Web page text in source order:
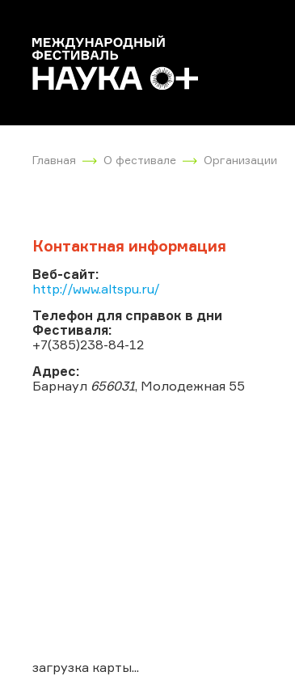
Главная О фестивале Организации
Контактная информация
Веб-сайт:
http://www.altspu.ru/
Телефон для справок в дни
Фестиваля:
+7(385)238-84-12
Адрес:
Барнаул 656031, Молодежная 55
загрузка карты...